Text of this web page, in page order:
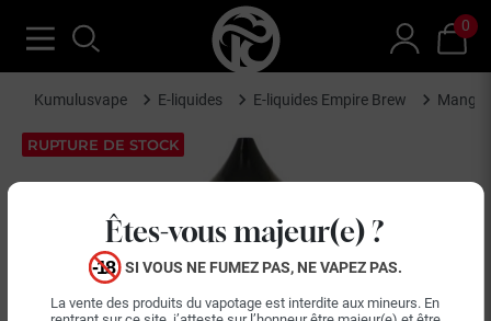
Êtes-vous majeur(e) ?
SI VOUS NE FUMEZ PAS, NE VAPEZ PAS.
La vente des produits du vapotage est interdite aux mineurs. En
0
Kumulusvape E-liquides E-liquides Empire Brew Mango
RUPTURE DE STOCK